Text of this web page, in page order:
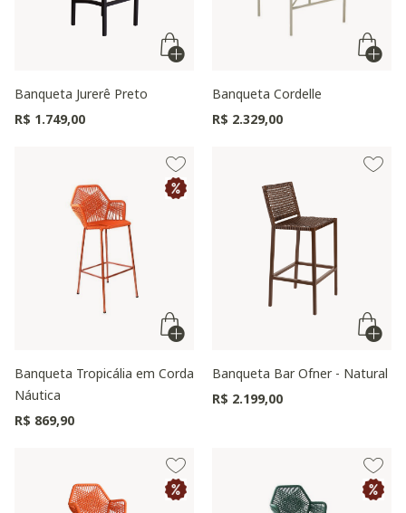
Banqueta Jurerê Preto
R$ 1.749,00
Banqueta Cordelle
R$ 2.329,00
Banqueta Tropicália em Corda
Náutica
R$ 869,90
Banqueta Bar Ofner - Natural
R$ 2.199,00